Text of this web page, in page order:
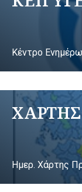
Κέντρο
Ημερ. Χάρτης